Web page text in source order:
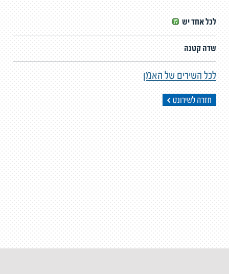
לכל אחד יש
שדה קטנה
לכל השירים של האמן